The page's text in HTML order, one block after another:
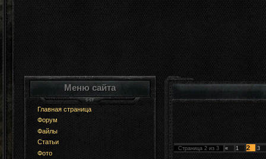
Меню сайта
Главная страница
Форум
Файлы
Статьи
Фото
Страница 2 из 3 « 1 2 3